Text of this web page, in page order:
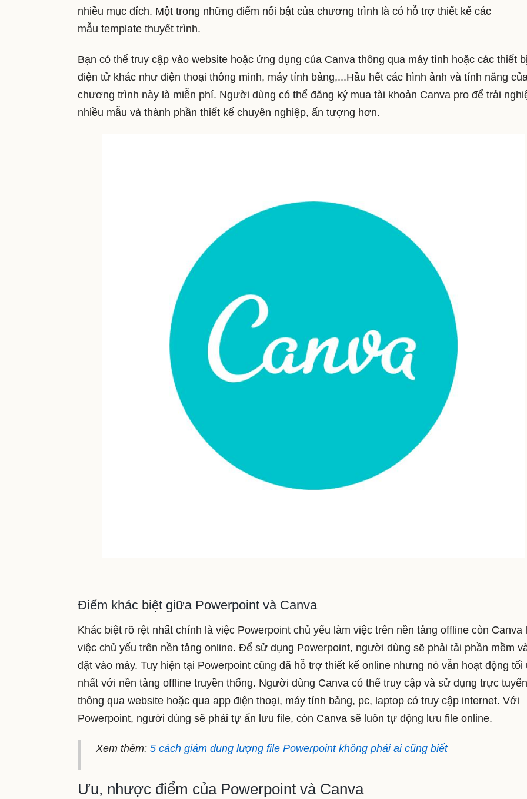
nhiều mục đích. Một trong những điểm nổi bật của chương trình là có hỗ trợ thiết kế các
mẫu template thuyết trình.
Bạn có thể truy cập vào website hoặc ứng dụng của Canva thông qua máy tính hoặc các thiết
điện tử khác như điện thoại thông minh, máy tính bảng,...Hầu hết các hình ảnh và tính năng
chương trình này là miễn phí. Người dùng có thể đăng ký mua tài khoản Canva pro để trải
nhiều mẫu và thành phần thiết kế chuyên nghiệp, ấn tượng hơn.
Điểm khác biệt giữa Powerpoint và Canva
Khác biệt rõ rệt nhất chính là việc Powerpoint chủ yếu làm việc trên nền tảng offline còn Canva
việc chủ yếu trên nền tảng online. Để sử dụng Powerpoint, người dùng sẽ phải tải phần mềm
đặt vào máy. Tuy hiện tại Powerpoint cũng đã hỗ trợ thiết kế online nhưng nó vẫn hoạt động tối
nhất với nền tảng offline truyền thống. Người dùng Canva có thể truy cập và sử dụng trực tuyến
thông qua website hoặc qua app điện thoại, máy tính bảng, pc, laptop có truy cập internet. Với
Powerpoint, người dùng sẽ phải tự ấn lưu file, còn Canva sẽ luôn tự động lưu file online.
Xem thêm: 5 cách giảm dung lượng file Powerpoint không phải ai cũng biết
Ưu, nhược điểm của Powerpoint và Canva